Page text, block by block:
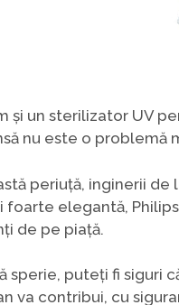
și un sterilizator UV
nu este o problemă
periuță, inginerii de
foarte elegantă,
de pe piață.
sperie, puteți fi siguri
va contribui, cu